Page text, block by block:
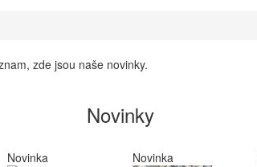
zde jsou naše novinky.
Novinky
Novinka Novinka